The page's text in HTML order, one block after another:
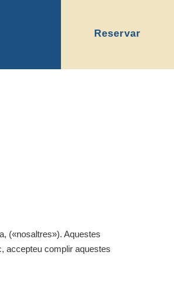
Reservar
(«nosaltres»). Aquestes
accepteu complir aquestes